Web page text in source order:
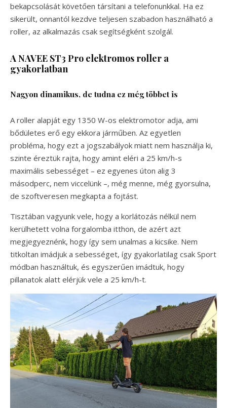
bekapcsolását követően társítani a telefonunkkal. Ha ez
sikerült, onnantól kezdve teljesen szabadon használható a
roller, az alkalmazás csak segítségként szolgál.
A NAVEE ST3 Pro elektromos roller a
gyakorlatban
Nagyon dinamikus, de tudna ez még többet is
A roller alapját egy 1350 W-os elektromotor adja, ami
bődületes erő egy ekkora járműben. Az egyetlen
probléma, hogy ezt a jogszabályok miatt nem használja ki,
szinte éreztük rajta, hogy amint eléri a 25 km/h-s
maximális sebességet – ez egyenes úton alig 3
másodperc, nem viccelünk –, még menne, még gyorsulna,
de szoftveresen megkapta a fojtást.
Tisztában vagyunk vele, hogy a korlátozás nélkül nem
kerülhetett volna forgalomba itthon, de azért azt
megjegyeznénk, hogy így sem unalmas a kicsike. Nem
titkoltan imádjuk a sebességet, így gyakorlatilag csak Sport
módban használtuk, és egyszerűen imádtuk, hogy
pillanatok alatt elérjük vele a 25 km/h-t.